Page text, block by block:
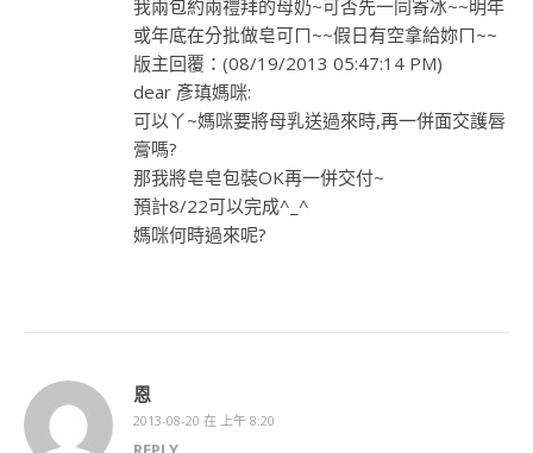
我兩包約兩禮拜的母奶~可否先一同寄冰~~明年
或年底在分批做皂可ㄇ~~假日有空拿給妳ㄇ~~
版主回覆：(08/19/2013 05:47:14 PM)
dear 彥瑱媽咪:
可以丫~媽咪要將母乳送過來時,再一併面交護唇
膏嗎?
那我將皂皂包裝OK再一併交付~
預計8/22可以完成^_^
媽咪何時過來呢?
恩
2013-08-20 在 上午 8:20